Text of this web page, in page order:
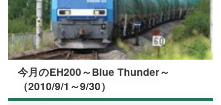
今月のEH200～Blue Thunder～
（2010/9/1～9/30）